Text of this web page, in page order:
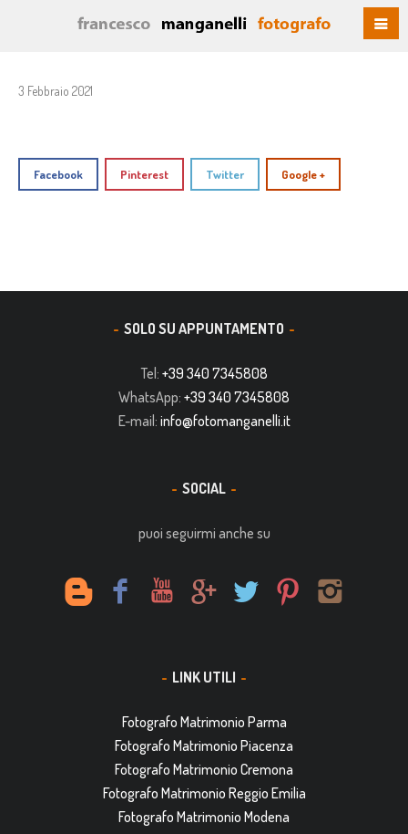
3 Febbraio 2021
Facebook Pinterest Twitter Google +
SOLO SU APPUNTAMENTO
Tel: +39 340 7345808
WhatsApp: +39 340 7345808
E-mail: info@fotomanganelli.it
SOCIAL
puoi seguirmi anche su
LINK UTILI
Fotografo Matrimonio Parma
Fotografo Matrimonio Piacenza
Fotografo Matrimonio Cremona
Fotografo Matrimonio Reggio Emilia
Fotografo Matrimonio Modena